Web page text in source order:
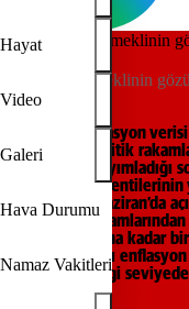
Hayat
Video
Galeri
Hava Durumu
Namaz Vakitleri
Memur ve emeklinin
oldu
Mayıs ayı enflasyon
açıklayacağı kritik
Bankası’nın
enflasyon
çekerken, 3 Haziran’da
emekli maaş
döviz piyasasına kadar
Peki, Mayıs ayı
beklentisi hangi seviyede
etkileyecek?